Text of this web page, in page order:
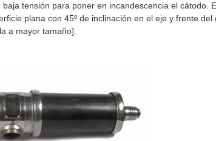
tensión para poner en incandescencia el cátodo.
plana con 45º de inclinación en el eje y frente
a mayor tamaño].